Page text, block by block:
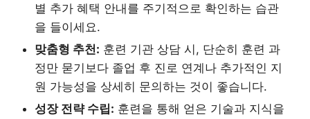
별 추가 혜택 안내를 주기적으로 확인하는 습관
을 들이세요.
맞춤형 추천: 훈련 기관 상담 시, 단순히 훈련 과
정만 묻기보다 졸업 후 진로 연계나 추가적인 지
원 가능성을 상세히 문의하는 것이 좋습니다.
성장 전략 수립: 훈련을 통해 얻은 기술과 지식을